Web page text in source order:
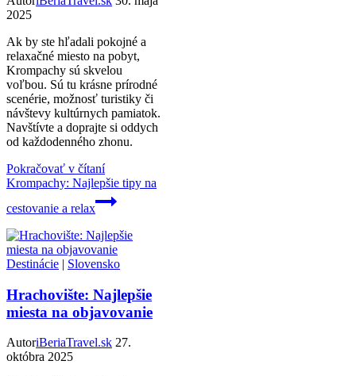
2025
Ak by ste hľadali pokojné a
relaxačné miesto na pobyt,
Krompachy sú skvelou
voľbou. Sú tu krásne prírodné
scenérie, možnosť turistiky či
návštevy kultúrnych pamiatok.
Navštívte a doprajte si oddych
od každodenného zhonu.
Pokračovať v čítaní
Krompachy: Najlepšie tipy na
cestovanie a relax
Destinácie | Slovensko
Hrachovište: Najlepšie
miesta na objavovanie
AutoriBeriaTravel.sk 27.
októbra 2025